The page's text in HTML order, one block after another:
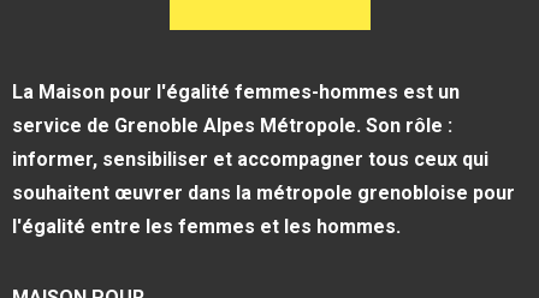
La Maison pour l'égalité femmes-hommes est un
service de Grenoble Alpes Métropole. Son rôle :
informer, sensibiliser et accompagner tous ceux qui
souhaitent œuvrer dans la métropole grenobloise pour
l'égalité entre les femmes et les hommes.